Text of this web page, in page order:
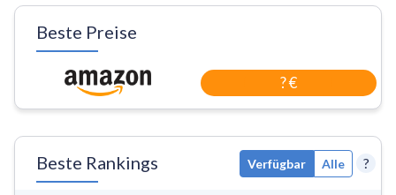
Beste Preise
? €
Beste Rankings Verfügbar Alle ?